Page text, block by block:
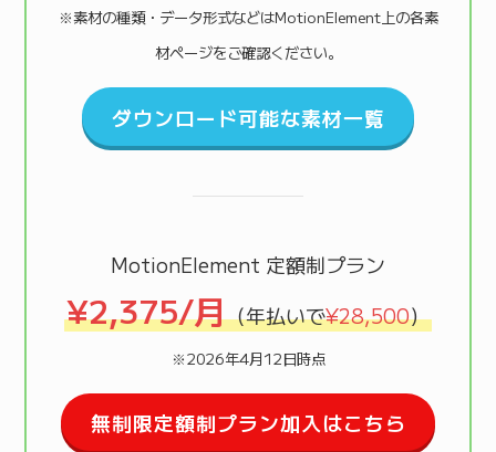
※素材の種類・データ形式などはMotionElement上の各素
材ページをご確認ください。
ダウンロード可能な素材一覧
MotionElement 定額制プラン
¥2,375/月（年払いで¥28,500）
※2026年4月12日時点
無制限定額制プラン加入はこちら